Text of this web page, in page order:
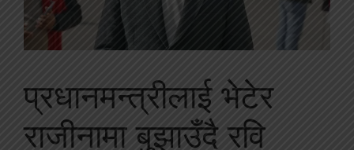
प्रधानमन्त्रीलाई भेटेर
राजीनामा बुझाउँदै रवि